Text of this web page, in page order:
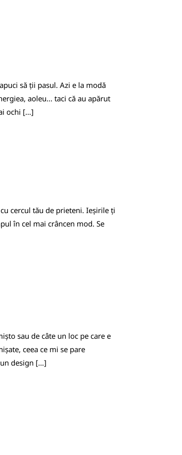
să ții pasul. Azi e la modă
aoleu... taci că au apărut
ochi […]
cercul tău de prieteni. Ieșirile ți
în cel mai crâncen mod. Se
sau de câte un loc pe care e
ceea ce mi se pare
design […]